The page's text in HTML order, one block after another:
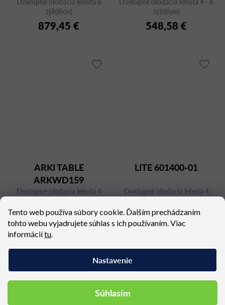
Tento web používa súbory cookie. Ďalším prechádzaním
tohto webu vyjadrujete súhlas s ich používaním. Viac
informáciítu.
Nastavenie
Súhlasím
týždňov)
879,45 €
týždňov)
548,58 €
ARKI TABLE
ARKWD159
Dostupné (dodacia lehota 4
2 931,77 €
LITE 601400-01
Dostupné (dodacia lehota 4
1 306,26 €
Podobné produkty